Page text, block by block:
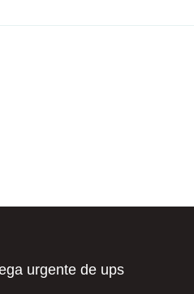
urgente de ups